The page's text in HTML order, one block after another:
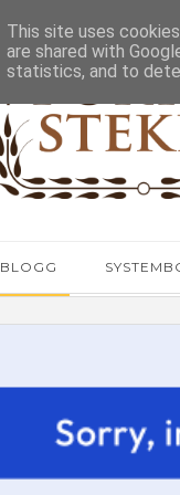
BLOGG
This site uses
are shared with
statistics, and to